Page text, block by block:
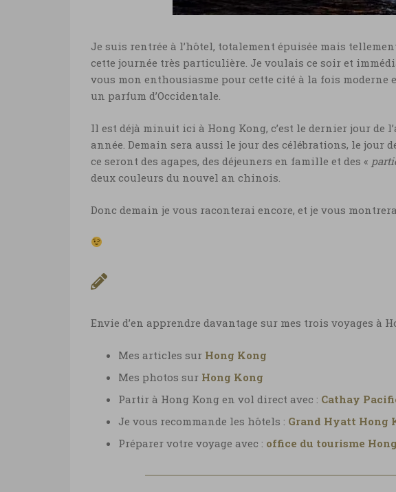
Je suis rentrée à l’hôtel, totalement épuisée mais
cette journée très particulière. Je voulais ce soir et
vous mon enthousiasme pour cette cité à la fois
un parfum d’Occidentale.
Il est déjà minuit ici à Hong Kong, c’est le dernier jour de
année. Demain sera aussi le jour des célébrations, le jour
ce seront des agapes, des déjeuners en famille et des «
deux couleurs du nouvel an chinois.
Donc demain je vous raconterai encore, et je vous
Envie d’en apprendre davantage sur mes trois voyages à
Mes articles sur Hong Kong
Mes photos sur Hong Kong
Partir à Hong Kong en vol direct avec : Cathay
Je vous recommande les hôtels : Grand Hyatt Hong
Préparer votre voyage avec : office du tourisme